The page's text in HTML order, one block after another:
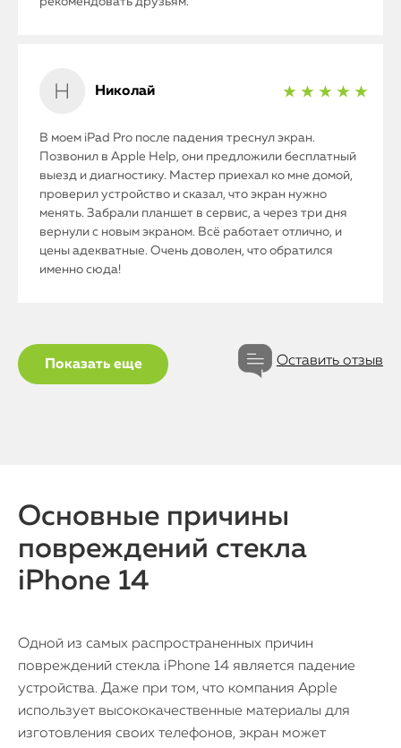
Николай ★ ★ ★ ★ ★
В моем iPad Pro после падения треснул экран.
Позвонил в Apple Help, они предложили бесплатный
выезд и диагностику. Мастер приехал ко мне домой,
проверил устройство и сказал, что экран нужно
менять. Забрали планшет в сервис, а через три дня
вернули с новым экраном. Всё работает отлично, и
цены адекватные. Очень доволен, что обратился
именно сюда!
Показать еще Оставить отзыв
Основные причины
повреждений стекла
iPhone 14
Одной из самых распространенных причин
повреждений стекла iPhone 14 является падение
устройства. Даже при том, что компания Apple
использует высококачественные материалы для
изготовления своих телефонов, экран может